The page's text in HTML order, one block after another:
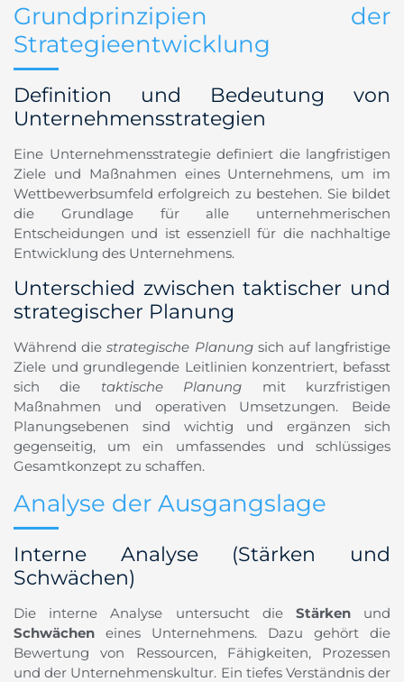
Grundprinzipien der
Strategieentwicklung
Definition und Bedeutung von
Unternehmensstrategien
Eine Unternehmensstrategie definiert die langfristigen
Ziele und Maßnahmen eines Unternehmens, um im
Wettbewerbsumfeld erfolgreich zu bestehen. Sie bildet
die Grundlage für alle unternehmerischen
Entscheidungen und ist essenziell für die nachhaltige
Entwicklung des Unternehmens.
Unterschied zwischen taktischer und
strategischer Planung
Während diestrategische Planungsich auf langfristige
Ziele und grundlegende Leitlinien konzentriert, befasst
sich die taktische Planung mit kurzfristigen
Maßnahmen und operativen Umsetzungen. Beide
Planungsebenen sind wichtig und ergänzen sich
gegenseitig, um ein umfassendes und schlüssiges
Gesamtkonzept zu schaffen.
Analyse der Ausgangslage
Interne Analyse (Stärken und
Schwächen)
Die interne Analyse untersucht die Stärkenund
Schwächen eines Unternehmens. Dazu gehört die
Bewertung von Ressourcen, Fähigkeiten, Prozessen
und der Unternehmenskultur. Ein tiefes Verständnis der